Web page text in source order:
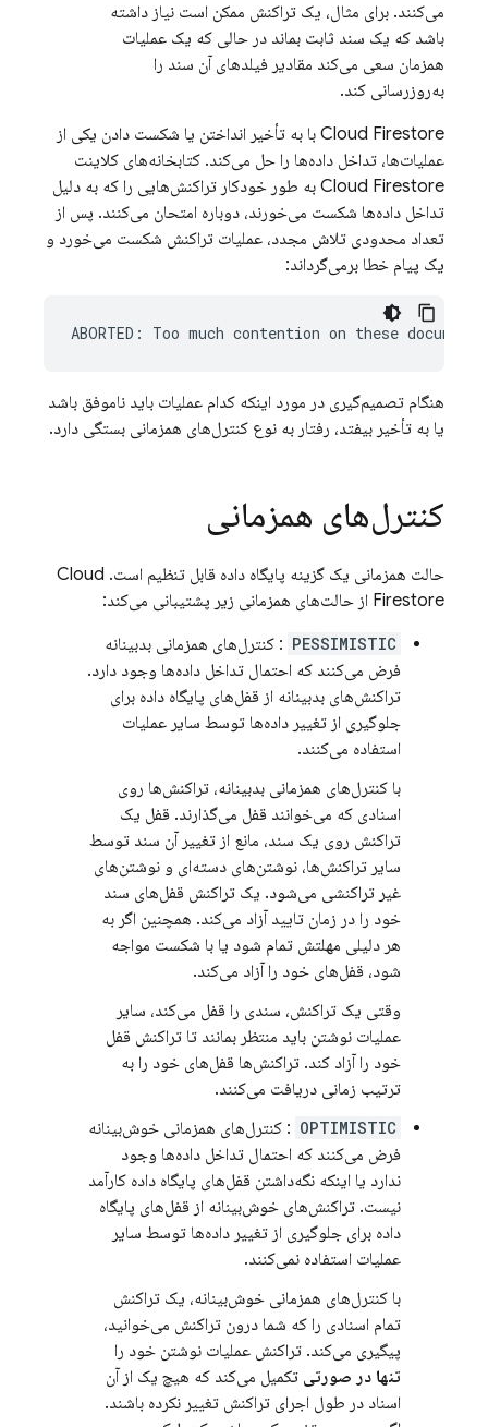
می‌کنند. برای مثال، یک تراکنش ممکن است نیاز داشته
باشد که یک سند ثابت بماند در حالی که یک عملیات
همزمان سعی می‌کند مقادیر فیلدهای آن سند را
به‌روزرسانی کند.
Cloud Firestore با به تأخیر انداختن یا شکست دادن یکی از
عملیات‌ها، تداخل داده‌ها را حل می‌کند. کتابخانه‌های کلاینت
Cloud Firestore به طور خودکار تراکنش‌هایی را که به دلیل
تداخل داده‌ها شکست می‌خورند، دوباره امتحان می‌کنند. پس از
تعداد محدودی تلاش مجدد، عملیات تراکنش شکست می‌خورد و
یک پیام خطا برمی‌گرداند:
هنگام تصمیم‌گیری در مورد اینکه کدام عملیات باید ناموفق باشد
یا به تأخیر بیفتد، رفتار به نوع کنترل‌های همزمانی بستگی دارد.
کنترل‌های همزمانی
حالت همزمانی یک گزینه پایگاه داده قابل تنظیم است. Cloud
Firestore از حالت‌های همزمانی زیر پشتیبانی می‌کند:
PESSIMISTIC : کنترل‌های همزمانی بدبینانه
فرض می‌کنند که احتمال تداخل داده‌ها وجود دارد.
تراکنش‌های بدبینانه از قفل‌های پایگاه داده برای
جلوگیری از تغییر داده‌ها توسط سایر عملیات
استفاده می‌کنند.
با کنترل‌های همزمانی بدبینانه، تراکنش‌ها روی
اسنادی که می‌خوانند قفل می‌گذارند. قفل یک
تراکنش روی یک سند، مانع از تغییر آن سند توسط
سایر تراکنش‌ها، نوشتن‌های دسته‌ای و نوشتن‌های
غیر تراکنشی می‌شود. یک تراکنش قفل‌های سند
خود را در زمان تایید آزاد می‌کند. همچنین اگر به
هر دلیلی مهلتش تمام شود یا با شکست مواجه
شود، قفل‌های خود را آزاد می‌کند.
وقتی یک تراکنش، سندی را قفل می‌کند، سایر
عملیات نوشتن باید منتظر بمانند تا تراکنش قفل
خود را آزاد کند. تراکنش‌ها قفل‌های خود را به
ترتیب زمانی دریافت می‌کنند.
OPTIMISTIC : کنترل‌های همزمانی خوش‌بینانه
فرض می‌کنند که احتمال تداخل داده‌ها وجود
ندارد یا اینکه نگه‌داشتن قفل‌های پایگاه داده کارآمد
نیست. تراکنش‌های خوش‌بینانه از قفل‌های پایگاه
داده برای جلوگیری از تغییر داده‌ها توسط سایر
عملیات استفاده نمی‌کنند.
با کنترل‌های همزمانی خوش‌بینانه، یک تراکنش
تمام اسنادی را که شما درون تراکنش می‌خوانید،
پیگیری می‌کند. تراکنش عملیات نوشتن خود را
تنها در صورتی تکمیل می‌کند که هیچ یک از آن
اسناد در طول اجرای تراکنش تغییر نکرده باشند.